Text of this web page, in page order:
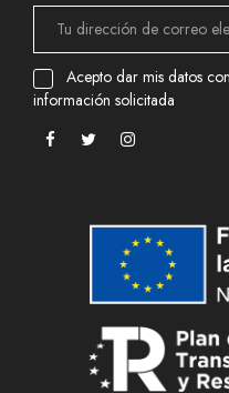
Acepto dar mis datos
información solicitada